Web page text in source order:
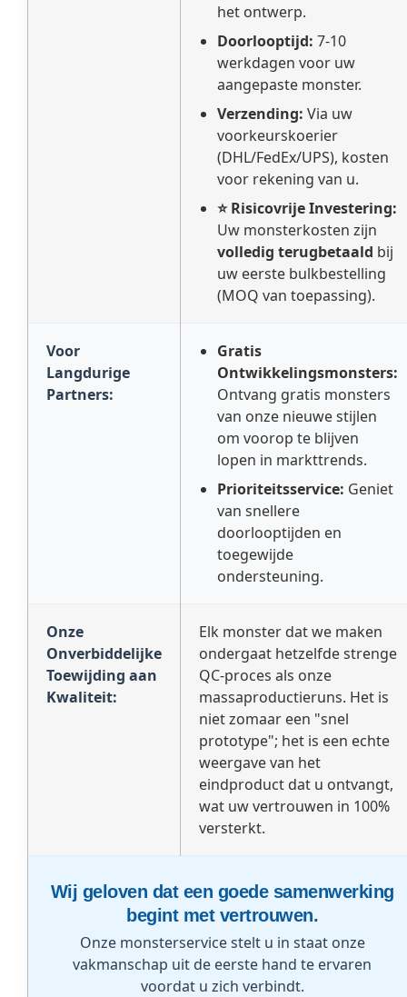
het ontwerp.
Doorlooptijd: 7-10
werkdagen voor uw
aangepaste monster.
Verzending: Via uw
voorkeurskoerier
(DHL/FedEx/UPS), kosten
voor rekening van u.
⭐ Risicovrije Investering:
Uw monsterkosten zijn
volledig terugbetaald bij
uw eerste bulkbestelling
(MOQ van toepassing).
Voor
Langdurige
Partners:
Gratis
Ontwikkelingsmonsters:
Ontvang gratis monsters
van onze nieuwe stijlen
om voorop te blijven
lopen in markttrends.
Prioriteitsservice: Geniet
van snellere
doorlooptijden en
toegewijde
ondersteuning.
Onze
Onverbiddelijke
Toewijding aan
Kwaliteit:
Elk monster dat we maken
ondergaat hetzelfde strenge
QC-proces als onze
massaproductieruns. Het is
niet zomaar een "snel
prototype"; het is een echte
weergave van het
eindproduct dat u ontvangt,
wat uw vertrouwen in 100%
versterkt.
Wij geloven dat een goede samenwerking
begint met vertrouwen.
Onze monsterservice stelt u in staat onze
vakmanschap uit de eerste hand te ervaren
voordat u zich verbindt.